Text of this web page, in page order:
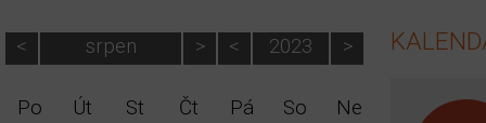
< srpen > < 2023 >
Po Út St Čt Pá So Ne